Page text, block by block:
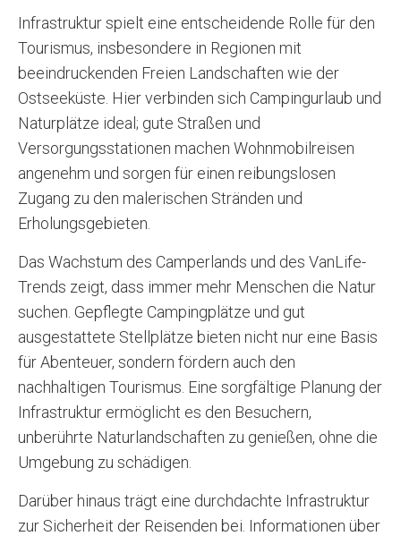
Infrastruktur spielt eine entscheidende Rolle für den
Tourismus, insbesondere in Regionen mit
beeindruckenden Freien Landschaften wie der
Ostseeküste. Hier verbinden sich Campingurlaub und
Naturplätze ideal; gute Straßen und
Versorgungsstationen machen Wohnmobilreisen
angenehm und sorgen für einen reibungslosen
Zugang zu den malerischen Stränden und
Erholungsgebieten.
Das Wachstum des Camperlands und des VanLife-
Trends zeigt, dass immer mehr Menschen die Natur
suchen. Gepflegte Campingplätze und gut
ausgestattete Stellplätze bieten nicht nur eine Basis
für Abenteuer, sondern fördern auch den
nachhaltigen Tourismus. Eine sorgfältige Planung der
Infrastruktur ermöglicht es den Besuchern,
unberührte Naturlandschaften zu genießen, ohne die
Umgebung zu schädigen.
Darüber hinaus trägt eine durchdachte Infrastruktur
zur Sicherheit der Reisenden bei. Informationen über